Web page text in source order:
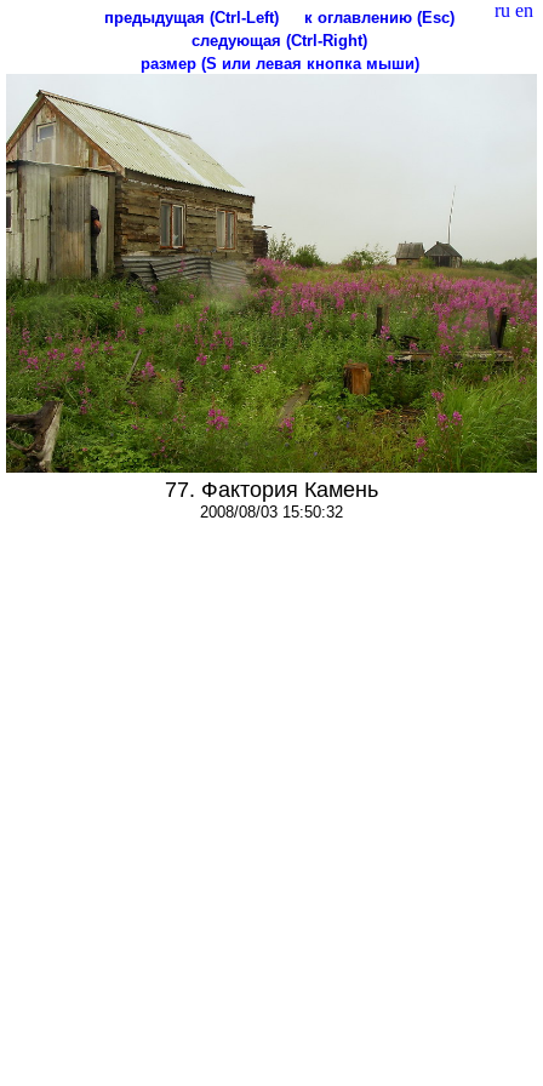
ru en
предыдущая (Ctrl-Left)
к оглавлению (Esc)
следующая (Ctrl-Right)
размер (S или левая кнопка мыши)
77. Фактория Камень
2008/08/03 15:50:32